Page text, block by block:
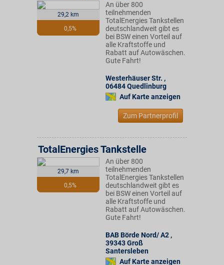
29,2 km
0,5%
An über 800
teilnehmenden
TotalEnergies Tankstellen
deutschlandweit gibt es
bei BSW einen Vorteil auf
alle Kraftstoffe und
Rabatt auf Autowäschen.
Gute Fahrt!
Westerhäuser Str. ,
06484Quedlinburg
Auf Karte anzeigen
Zum Partnerprofil
29,7 km
0,5%
TotalEnergies Tankstelle
An über 800
teilnehmenden
TotalEnergies Tankstellen
deutschlandweit gibt es
bei BSW einen Vorteil auf
alle Kraftstoffe und
Rabatt auf Autowäschen.
Gute Fahrt!
BAB Börde Nord/ A2 ,
39343Groß
Santersleben
Auf Karte anzeigen